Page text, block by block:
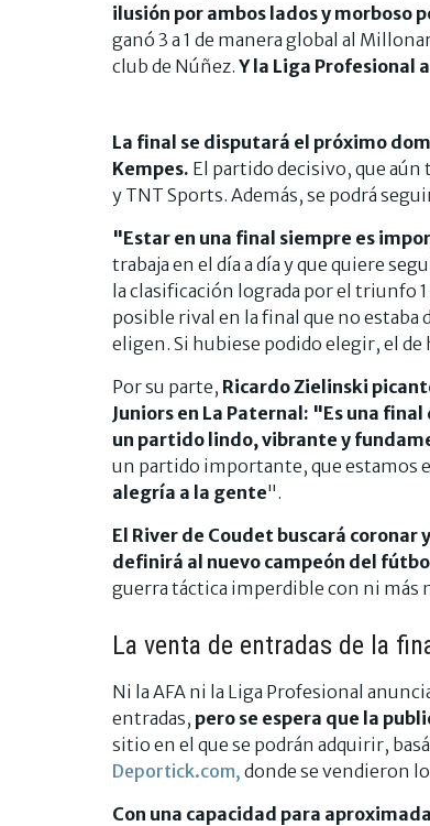
ilusión por ambos lados y morboso
ganó 3 a 1 de manera global al
club de Núñez. Y la Liga Profesional
La final se disputará el próximo
Kempes. El partido decisivo, que
y TNT Sports. Además, se podrá
"Estar en una final siempre es
trabaja en el día a día y que quiere
la clasificación lograda por el triunfo
posible rival en la final que no estaba
eligen. Si hubiese podido elegir, el
Por su parte, Ricardo Zielinski
Juniors en La Paternal: "Es una
un partido lindo, vibrante y
un partido importante, que estamos
alegría a la gente".
El River de Coudet buscará
definirá al nuevo campeón del
guerra táctica imperdible con ni más
La venta de entradas de la
Ni la AFA ni la Liga Profesional
entradas, pero se espera que la
sitio en el que se podrán adquirir,
Deportick.com, donde se vendieron
Con una capacidad para